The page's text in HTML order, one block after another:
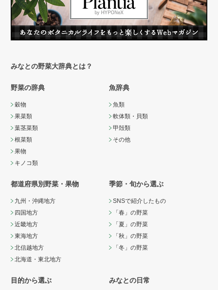
みなとの野菜大辞典とは？
野菜の辞典
穀物
果菜類
葉茎菜類
根菜類
果物
キノコ類
魚辞典
魚類
軟体類・貝類
甲殻類
その他
都道府県別野菜・果物
九州・沖縄地方
四国地方
近畿地方
東海地方
北信越地方
北海道・東北地方
季節・旬から選ぶ
SNSで紹介したもの
「春」の野菜
「夏」の野菜
「秋」の野菜
「冬」の野菜
目的から選ぶ みなとの日常